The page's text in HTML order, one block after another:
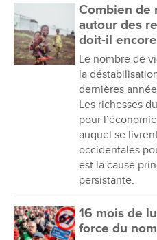
Combien de
autour des
doit-il
Le nombre de
la
dernières
Les richesses
pour
auquel se
occidentales
est la cause
persistante.
16 mois de
force du